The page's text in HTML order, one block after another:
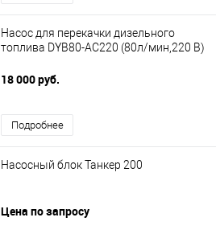
Насос для перекачки дизельного
топлива DYB80-AC220 (80л/мин,220 В)
18 000 руб.
Подробнее
Насосный блок Танкер 200
Цена по запросу